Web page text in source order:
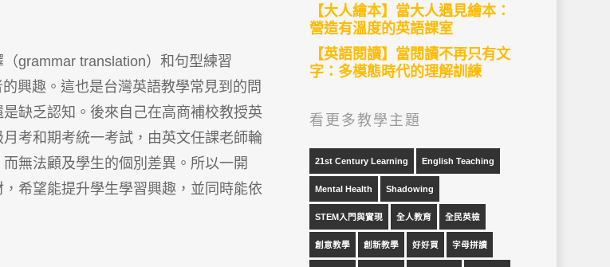
grammar translation）和句型練習
興趣。這也是台灣英語教學常見到的問
缺乏認知。後來自己在高商補校教授英
考和期考統一考試，由英文任課老師輪
無法顧及學生的個別差異。所以一開
希望能提升學生學習興趣，並同時能依
【大人繪本】當大人遇見繪本：
營造有溫度的英語課室
【英語閱讀】當閱讀不再只有文
字：多模態時代的理解訓練
看更多教學主題
21st Century Learning English Teaching
Mental Health Shadowing
STEM入門與實現 全人教育 全民英檢
創意教學 創新教學 好好買 字母拼讀